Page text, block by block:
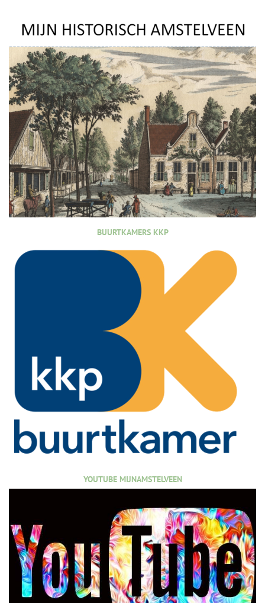
BUURTKAMERS KKP
YOUTUBE MIJNAMSTELVEEN